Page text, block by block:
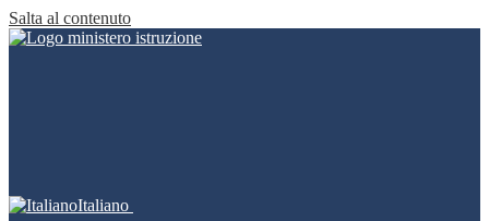
Salta al contenuto
Italiano